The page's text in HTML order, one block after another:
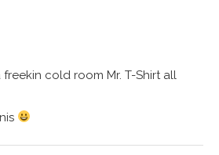
cold room Mr. T-Shirt all